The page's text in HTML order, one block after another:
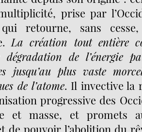
prise par
qui retourne, sans
La création tout entière
dégradation de l’énergie
jusqu’au plus vaste
de l’atome. Il invective la
progressive des
et masse, et promets